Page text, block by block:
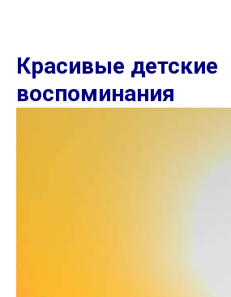
Красивые детские
воспоминания